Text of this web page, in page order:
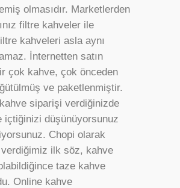
olmasıdır. Marketlerden
filtre kahveler ile
kahveleri asla aynı
İnternetten satın
çok kahve, çok önceden
ve paketlenmiştir.
siparişi verdiğinizde
içtiğinizi düşünüyorsunuz
Chopi olarak
ilk söz, kahve
taze kahve
Online kahve